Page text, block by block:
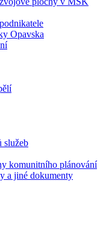
Opavska
služeb
komunitního plánování
a jiné dokumenty